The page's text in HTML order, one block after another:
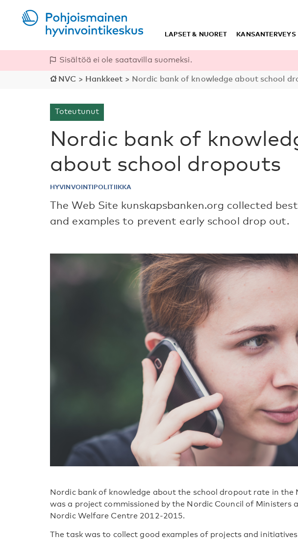
LAPSET & NUORET KANSANTERVEYS
Sisältöä ei ole saatavilla suomeksi.
NVC > Hankkeet > Nordic bank of knowledge about school
Toteutunut
Nordic bank of
about school dropouts
HYVINVOINTIPOLITIIKKA
The Web Site kunskapsbanken.org collected
and examples to prevent early school drop out.
Nordic bank of knowledge about the school dropout rate in the
was a project commissioned by the Nordic Council of Ministers
Nordic Welfare Centre 2012-2015.
The task was to collect good examples of projects and